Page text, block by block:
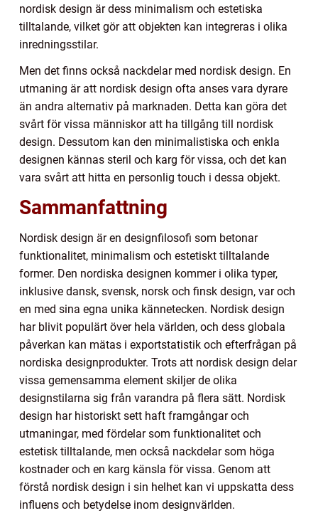
nordisk design är dess minimalism och estetiska
tilltalande, vilket gör att objekten kan integreras i olika
inredningsstilar.
Men det finns också nackdelar med nordisk design. En
utmaning är att nordisk design ofta anses vara dyrare
än andra alternativ på marknaden. Detta kan göra det
svårt för vissa människor att ha tillgång till nordisk
design. Dessutom kan den minimalistiska och enkla
designen kännas steril och karg för vissa, och det kan
vara svårt att hitta en personlig touch i dessa objekt.
Sammanfattning
Nordisk design är en designfilosofi som betonar
funktionalitet, minimalism och estetiskt tilltalande
former. Den nordiska designen kommer i olika typer,
inklusive dansk, svensk, norsk och finsk design, var och
en med sina egna unika kännetecken. Nordisk design
har blivit populärt över hela världen, och dess globala
påverkan kan mätas i exportstatistik och efterfrågan på
nordiska designprodukter. Trots att nordisk design delar
vissa gemensamma element skiljer de olika
designstilarna sig från varandra på flera sätt. Nordisk
design har historiskt sett haft framgångar och
utmaningar, med fördelar som funktionalitet och
estetisk tilltalande, men också nackdelar som höga
kostnader och en karg känsla för vissa. Genom att
förstå nordisk design i sin helhet kan vi uppskatta dess
influens och betydelse inom designvärlden.